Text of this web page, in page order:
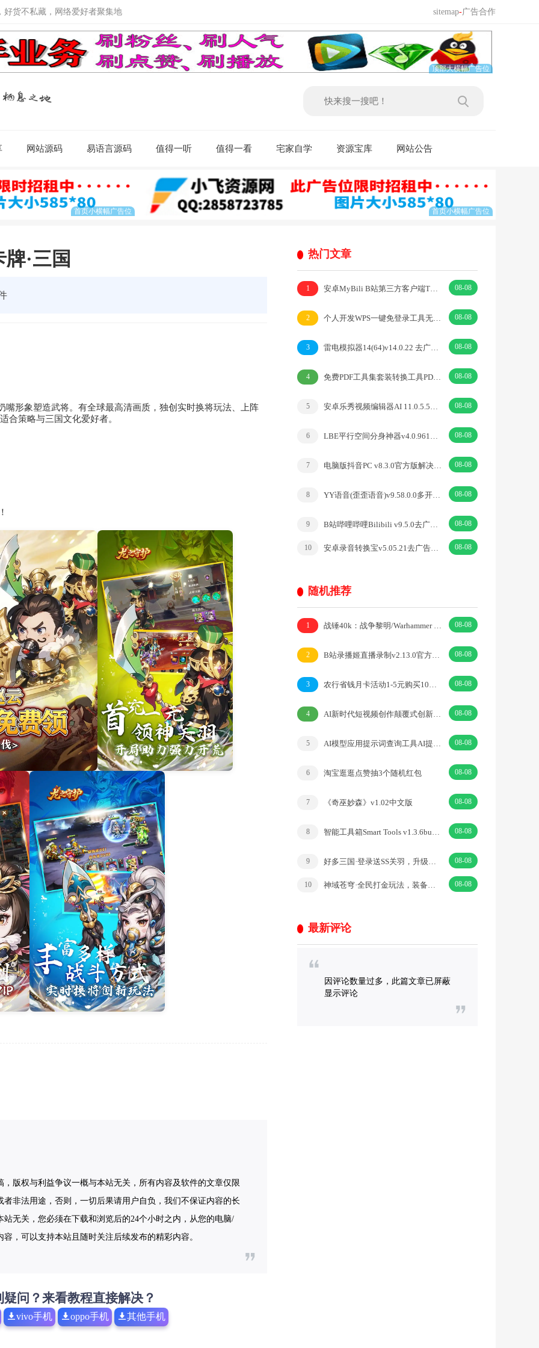
货不私藏，网络爱好者聚集地 sitemap-广告合作
网站源码 易语言源码 值得一听 值得一看 宅家自学 资源宝库 网站公告
·三国
形象塑造武将。有全球最高清画质，独创实时换将玩法、上阵
合策略与三国文化爱好者。
版权与利益争议一概与本站无关，所有内容及软件的文章仅限
非法用途，否则，一切后果请用户自负，我们不保证内容的长
无关，您必须在下载和浏览后的24个小时之内，从您的电脑/
，可以支持本站且随时关注后续发布的精彩内容。
问？来看教程直接解决？
vivo手机 oppo手机 其他手机
热门文章
1 安卓MyBili B站第三方客户端TV版v1.6.9 08-08
2 个人开发WPS一键免登录工具无需登录账号 08-08
3 雷电模拟器14(64)v14.0.22 去广告绿色纯净版 08-08
4 免费PDF工具集套装转换工具PDFgear v2.1.18 08-08
5 安卓乐秀视频编辑器AI 11.0.5.5去广告解锁VIP版 08-08
6 LBE平行空间分身神器v4.0.9612解锁vip专业版 08-08
7 电脑版抖音PC v8.3.0官方版解决网页切换烦恼 08-08
8 YY语音(歪歪语音)v9.58.0.0多开去广告绿色版 08-08
9 B站哔哩哔哩Bilibili v9.5.0去广告内置漫游模块版 08-08
10 安卓录音转换宝v5.05.21去广告开心版 08-08
随机推荐
1 战锤40k：战争黎明/Warhammer 40000策略战棋 08-08
2 B站录播姬直播录制v2.13.0官方中文版 08-08
3 农行省钱月卡活动1-5元购买10元抖音支付立减金 限部分用户 08-08
4 AI新时代短视频创作​颠覆式创新人人都是天才策划 08-08
5 AI模型应用提示词查询工具AI提示词宝典v2.5 08-08
6 淘宝逛逛点赞抽3个随机红包 08-08
7 《奇巫妙森》v1.02中文版 08-08
8 智能工具箱Smart Tools v1.3.6build 51解锁专业版 08-08
9 好多三国·登录送SS关羽，升级送十万充值卡！ ·|策略·三国 08-08
10 神域苍穹·全民打金玩法，装备保值，货币·|挂机·RPG 08-08
最新评论
因评论数量过多，此篇文章已屏蔽
显示评论